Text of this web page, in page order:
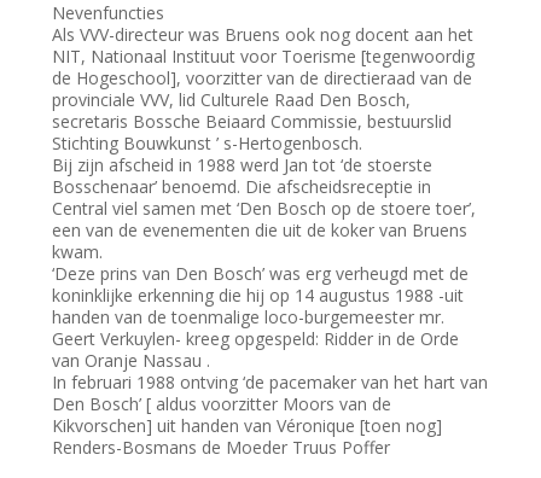
Nevenfuncties
Als VVV-directeur was Bruens ook nog docent aan het
NIT, Nationaal Instituut voor Toerisme [tegenwoordig
de Hogeschool], voorzitter van de directieraad van de
provinciale VVV, lid Culturele Raad Den Bosch,
secretaris Bossche Beiaard Commissie, bestuurslid
Stichting Bouwkunst ’ s-Hertogenbosch.
Bij zijn afscheid in 1988 werd Jan tot ‘de stoerste
Bosschenaar’ benoemd. Die afscheidsreceptie in
Central viel samen met ‘Den Bosch op de stoere toer’,
een van de evenementen die uit de koker van Bruens
kwam.
‘Deze prins van Den Bosch’ was erg verheugd met de
koninklijke erkenning die hij op 14 augustus 1988 -uit
handen van de toenmalige loco-burgemeester mr.
Geert Verkuylen- kreeg opgespeld: Ridder in de Orde
van Oranje Nassau .
In februari 1988 ontving ‘de pacemaker van het hart van
Den Bosch’ [ aldus voorzitter Moors van de
Kikvorschen] uit handen van Véronique [toen nog]
Renders-Bosmans de Moeder Truus Poffer